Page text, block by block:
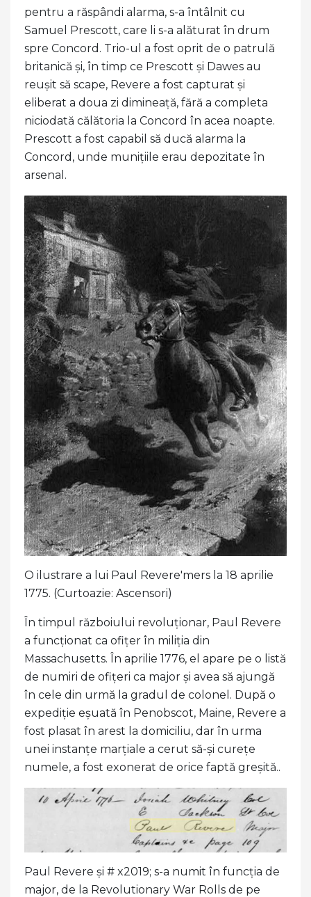
pentru a răspândi alarma, s-a întâlnit cu
Samuel Prescott, care li s-a alăturat în drum
spre Concord. Trio-ul a fost oprit de o patrulă
britanică și, în timp ce Prescott și Dawes au
reușit să scape, Revere a fost capturat și
eliberat a doua zi dimineață, fără a completa
niciodată călătoria la Concord în acea noapte.
Prescott a fost capabil să ducă alarma la
Concord, unde munițiile erau depozitate în
arsenal.
O ilustrare a lui Paul Revere'mers la 18 aprilie
1775. (Curtoazie: Ascensori)
În timpul războiului revoluționar, Paul Revere
a funcționat ca ofițer în miliția din
Massachusetts. În aprilie 1776, el apare pe o listă
de numiri de ofițeri ca major și avea să ajungă
în cele din urmă la gradul de colonel. După o
expediție eșuată în Penobscot, Maine, Revere a
fost plasat în arest la domiciliu, dar în urma
unei instanțe marțiale a cerut să-și curețe
numele, a fost exonerat de orice faptă greșită..
Paul Revere și # x2019; s-a numit în funcția de
major, de la Revolutionary War Rolls de pe